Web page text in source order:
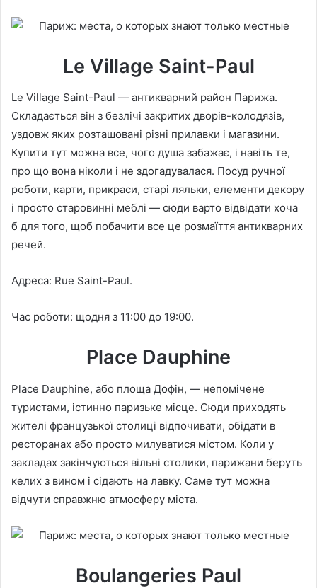
Le Village Saint-Paul
Le Village Saint-Paul — антикварний район Парижа.
Складається він з безлічі закритих дворів-колодязів,
уздовж яких розташовані різні прилавки і магазини.
Купити тут можна все, чого душа забажає, і навіть те,
про що вона ніколи і не здогадувалася. Посуд ручної
роботи, карти, прикраси, старі ляльки, елементи декору
і просто старовинні меблі — сюди варто відвідати хоча
б для того, щоб побачити все це розмаїття антикварних
речей.
Адреса: Rue Saint-Paul.
Час роботи: щодня з 11:00 до 19:00.
Place Dauphine
Place Dauphine, або площа Дофін, — непомічене
туристами, істинно паризьке місце. Сюди приходять
жителі французької столиці відпочивати, обідати в
ресторанах або просто милуватися містом. Коли у
закладах закінчуються вільні столики, парижани беруть
келих з вином і сідають на лавку. Саме тут можна
відчути справжню атмосферу міста.
Boulangeries Paul